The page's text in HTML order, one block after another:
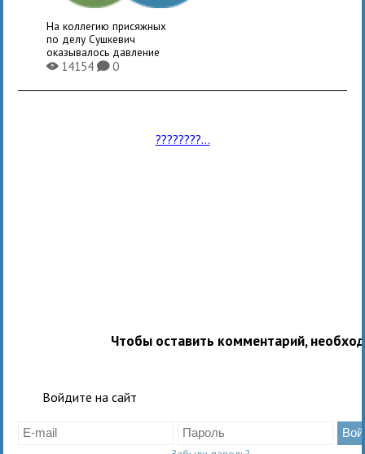
На коллегию присяжных
по делу Сушкевич
оказывалось давление
X14154K0
????????...
Чтобы оставить комментарий,
Войдите на сайт